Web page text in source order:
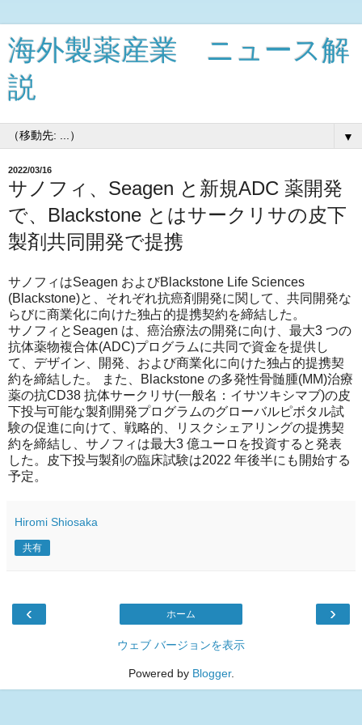
海外製薬産業 ニュース解
説
▼
2022/03/16
サノフィ、Seagen と新規ADC 薬開発
で、Blackstone とはサークリサの皮下
製剤共同開発で提携
サノフィはSeagen およびBlackstone Life Sciences
(Blackstone)と、それぞれ抗癌剤開発に関して、共同開発な
らびに商業化に向けた独占的提携契約を締結した。
サノフィとSeagen は、癌治療法の開発に向け、最大3 つの
抗体薬物複合体(ADC)プログラムに共同で資金を提供し
て、デザイン、開発、および商業化に向けた独占的提携契
約を締結した。 また、Blackstone の多発性骨髄腫(MM)治療
薬の抗CD38 抗体サークリサ(一般名：イサツキシマブ)の皮
下投与可能な製剤開発プログラムのグローバルピボタル試
験の促進に向けて、戦略的、リスクシェアリングの提携契
約を締結し、サノフィは最大3 億ユーロを投資すると発表
した。皮下投与製剤の臨床試験は2022 年後半にも開始する
予定。
Hiromi Shiosaka
共有
‹ ›
ホーム
ウェブ バージョンを表示
Powered by Blogger.